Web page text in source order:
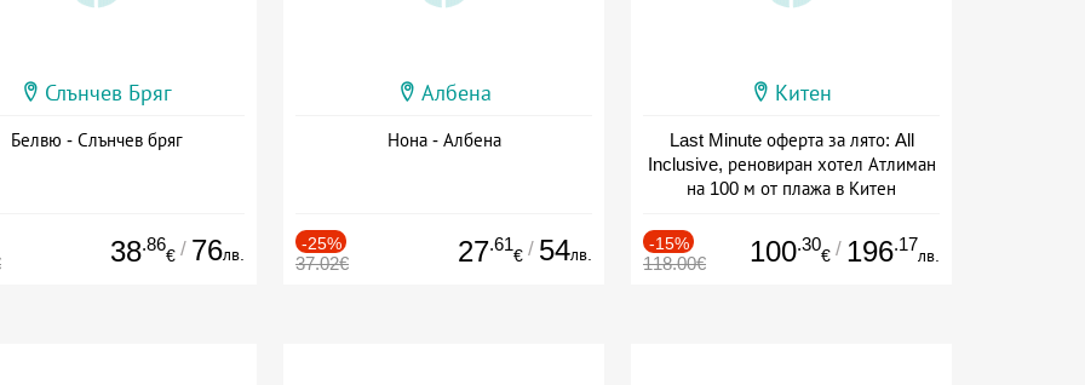
Слънчев Бряг
Белвю - Слънчев бряг
38.86
€ / 76лв.
Албена
Нона - Албена
-25%
37.02€ 27.61
€ / 54лв.
Китен
Last Minute оферта за лято: All
Inclusive, реновиран хотел Атлиман
на 100 м от плажа в Китен
-15%
118.00€ 100.30
€ / 196.17
лв.